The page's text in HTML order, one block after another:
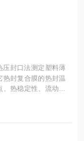
封口法测定塑料薄
热封复合膜的热封温
热稳定性、流动性
通过其标准化的设
验指标。